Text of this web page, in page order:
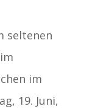
seltenen
im
19. Juni,